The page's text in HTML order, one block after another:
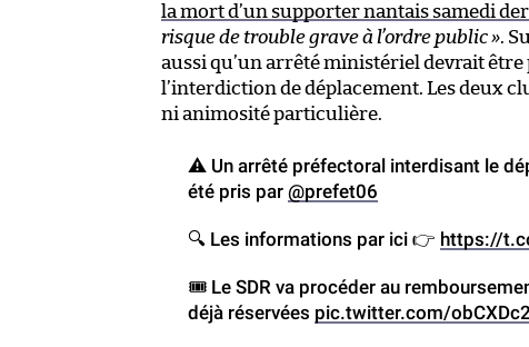
la mort d’un supporter nantais samedi
risque de trouble grave à l’ordre public ».
aussi qu’un arrêté ministériel devrait
l’interdiction de déplacement. Les deux
ni animosité particulière.
⚠️ Un arrêté préfectoral interdisant le
été pris par @prefet06
🔍 Les informations par ici 👉 https://
🎟️ Le SDR va procéder au
déjà réservées pic.twitter.com/